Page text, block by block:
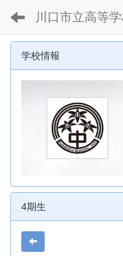
川口市立高等
学校情報
4期生